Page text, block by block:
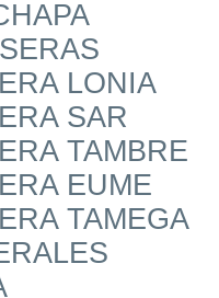
LONIA
SAR
TAMBRE
EUME
TAMEGA